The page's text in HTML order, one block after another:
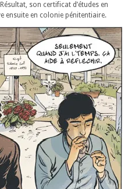
son certificat d’études en
ensuite en colonie pénitentiaire.